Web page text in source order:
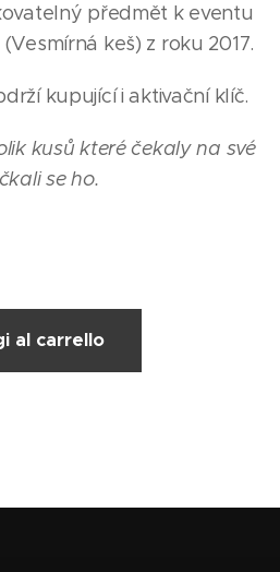
předmět k eventu
keš) z roku 2017.
kupující i aktivační klíč.
kusů které čekaly na své
se ho.
al carrello